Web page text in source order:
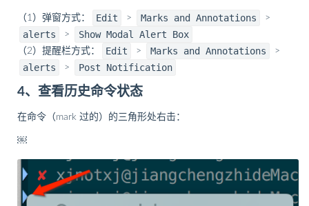
（1）弹窗方式： Edit > Marks and Annotations >
alerts > Show Modal Alert Box
（2）提醒栏方式： Edit > Marks and Annotations >
alerts > Post Notification
4、查看历史命令状态
在命令（mark 过的）的三角形处右击：
￼